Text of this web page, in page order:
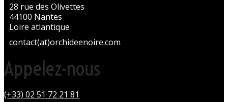
28 rue des Olivettes
44100 Nantes
Loire atlantique
contact(at)orchideenoire.com
Appelez-nous
(+33) 02 51 72 21 81